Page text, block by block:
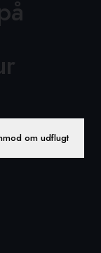
om udflugt